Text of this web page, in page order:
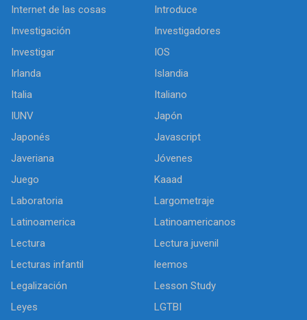
Internet de las cosas
Introduce
Investigación
Investigadores
Investigar
IOS
Irlanda
Islandia
Italia
Italiano
IUNV
Japón
Japonés
Javascript
Javeriana
Jóvenes
Juego
Kaaad
Laboratoria
Largometraje
Latinoamerica
Latinoamericanos
Lectura
Lectura juvenil
Lecturas infantil
leemos
Legalización
Lesson Study
Leyes
LGTBI